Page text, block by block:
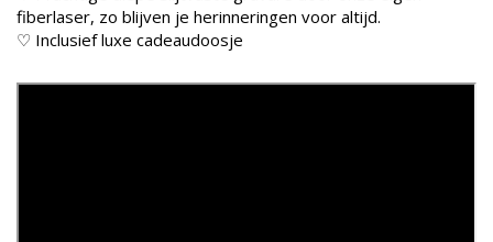
fiberlaser, zo blijven je herinneringen voor altijd.
♡ Inclusief luxe cadeaudoosje